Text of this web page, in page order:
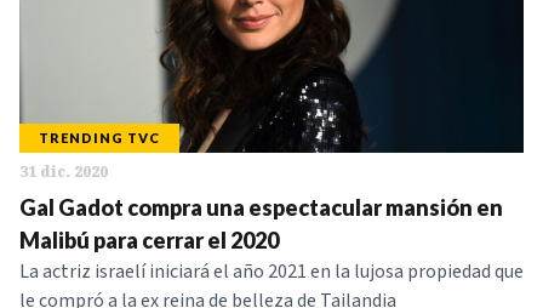
TRENDING TVC
31 dic. 2020
Gal Gadot compra una espectacular mansión en
Malibú para cerrar el 2020
La actriz israelí iniciará el año 2021 en la lujosa propiedad que
le compró a la ex reina de belleza de Tailandia